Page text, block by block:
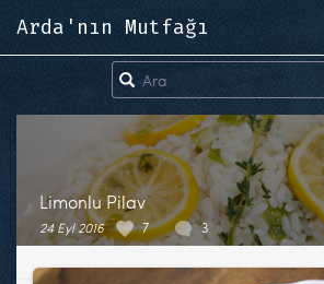
Arda'nın Mutfağı
Limonlu Pilav
24 Eyl 2016 7 3